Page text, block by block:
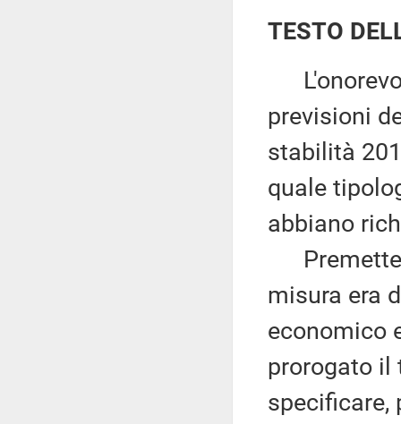
TESTO
previsioni
stabilità
quale
abbiano
misura era
economico
prorogato il
specificare,